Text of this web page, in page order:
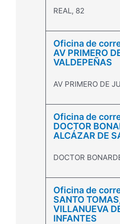
REAL, 82
Oficina de
AV PRIMERO
VALDEPEÑAS
AV PRIMERO DE
Oficina de
DOCTOR
ALCÁZAR DE
DOCTOR
Oficina de
SANTO
VILLANUEVA
INFANTES